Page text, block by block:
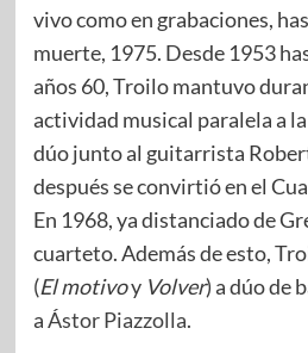
vivo como en grabaciones,
muerte, 1975. Desde 1953
años 60, Troilo mantuvo
actividad musical paralela a
dúo junto al guitarrista
después se convirtió en el
En 1968, ya distanciado de
cuarteto. Además de esto,
(El motivoy Volver) a dúo de
aÁstor Piazzolla.